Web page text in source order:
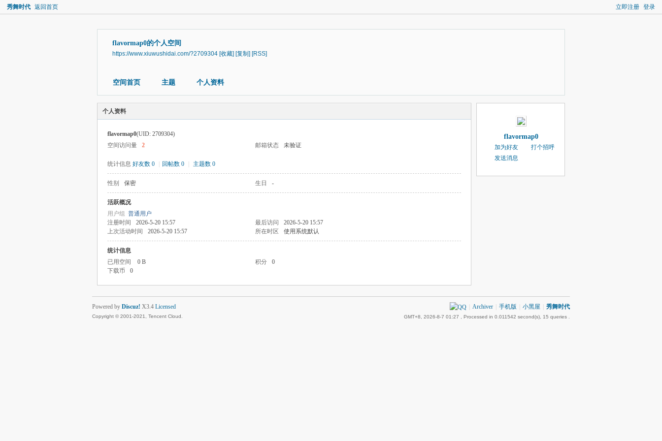
立即注册 登录
秀舞时代 返回首页
flavormap0的个人空间
https://www.xiuwushidai.com/?2709304 [收藏] [复制] [RSS]
空间首页 主题 个人资料
个人资料
flavormap0(UID: 2709304)
空间访问量
2 邮箱状态 未验证
统计信息 好友数 0 回帖数 0 主题数 0
性别 保密 生日 -
活跃概况
用户组 普通用户
注册时间
2026-5-20 15:57 最后访问
2026-5-20 15:57
上次活动时间
2026-5-20 15:57 所在时区 使用系统默认
统计信息
已用空间
0 B 积分
0
下载币
0
flavormap0
加为好友
打个招呼
发送消息
Archiver 手机版 小黑屋 秀舞时代
GMT+8, 2026-8-7 01:27 , Processed in 0.011542 second(s), 15 queries .
Powered by Discuz! X3.4 Licensed
Copyright © 2001-2021, Tencent Cloud.